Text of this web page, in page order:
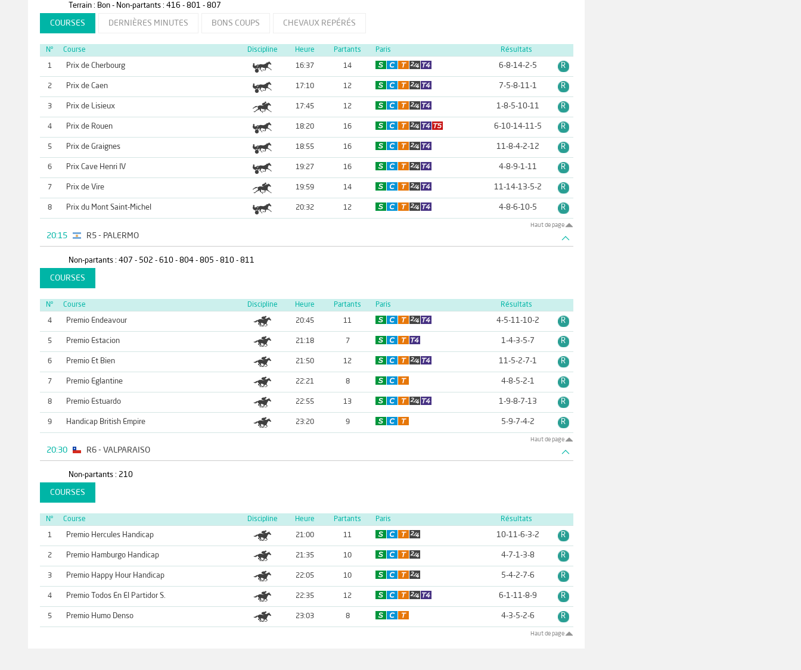
Terrain : Bon - Non-partants : 416 - 801 - 807
COURSES DERNIÈRES MINUTES BONS COUPS CHEVAUX REPÉRÉS
N° Course Discipline Heure Partants Paris Résultats
1 Prix de Cherbourg 16:37 14 6-8-14-2-5 R
2 Prix de Caen 17:10 12 7-5-8-11-1 R
3 Prix de Lisieux 17:45 12 1-8-5-10-11 R
4 Prix de Rouen 18:20 16 6-10-14-11-5 R
5 Prix de Graignes 18:55 16 11-8-4-2-12 R
6 Prix Cave Henri IV 19:27 16 4-8-9-1-11 R
7 Prix de Vire 19:59 14 11-14-13-5-2 R
8 Prix du Mont Saint-Michel 20:32 12 4-8-6-10-5 R
Haut de page
20:15 R5 - PALERMO
Non-partants : 407 - 502 - 610 - 804 - 805 - 810 - 811
COURSES
N° Course Discipline Heure Partants Paris Résultats
4 Premio Endeavour 20:45 11 4-5-11-10-2 R
5 Premio Estacion 21:18 7 1-4-3-5-7 R
6 Premio Et Bien 21:50 12 11-5-2-7-1 R
7 Premio Eglantine 22:21 8 4-8-5-2-1 R
8 Premio Estuardo 22:55 13 1-9-8-7-13 R
9 Handicap British Empire 23:20 9 5-9-7-4-2 R
Haut de page
20:30 R6 - VALPARAISO
Non-partants : 210
COURSES
N° Course Discipline Heure Partants Paris Résultats
1 Premio Hercules Handicap 21:00 11 10-11-6-3-2 R
2 Premio Hamburgo Handicap 21:35 10 4-7-1-3-8 R
3 Premio Happy Hour Handicap 22:05 10 5-4-2-7-6 R
4 Premio Todos En El Partidor S. 22:35 12 6-1-11-8-9 R
5 Premio Humo Denso 23:03 8 4-3-5-2-6 R
Haut de page